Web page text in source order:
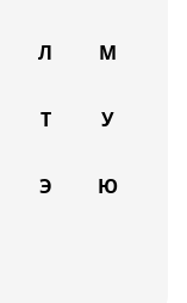
Л М
Т У
Э Ю